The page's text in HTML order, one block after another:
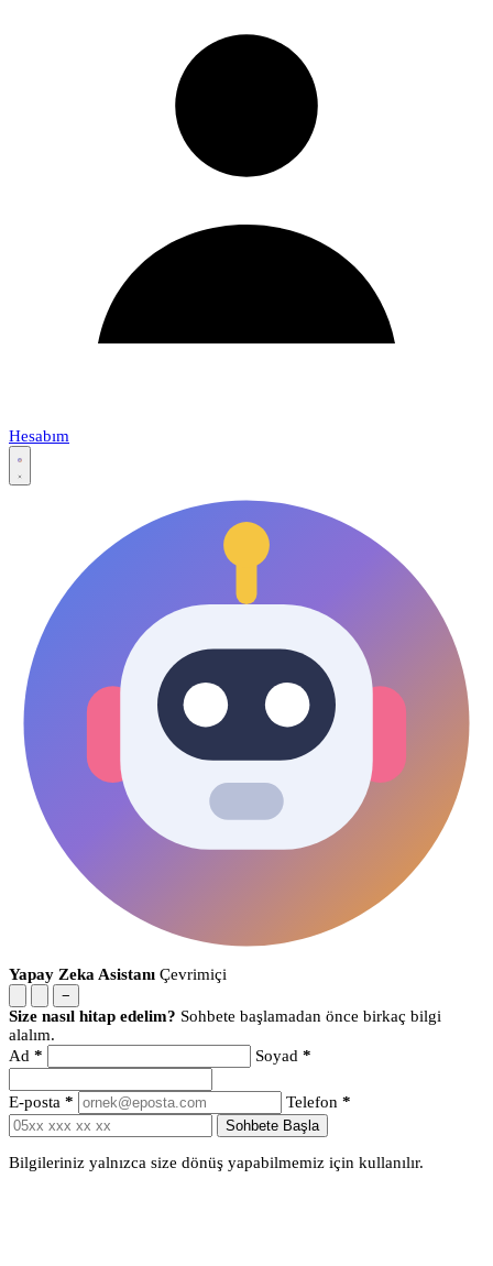
Hesabım
Yapay Zeka Asistanı Çevrimiçi
−
Size nasıl hitap edelim? Sohbete başlamadan önce birkaç bilgi
alalım.
Ad * Soyad *
E-posta * Telefon *
Sohbete Başla
Bilgileriniz yalnızca size dönüş yapabilmemiz için kullanılır.